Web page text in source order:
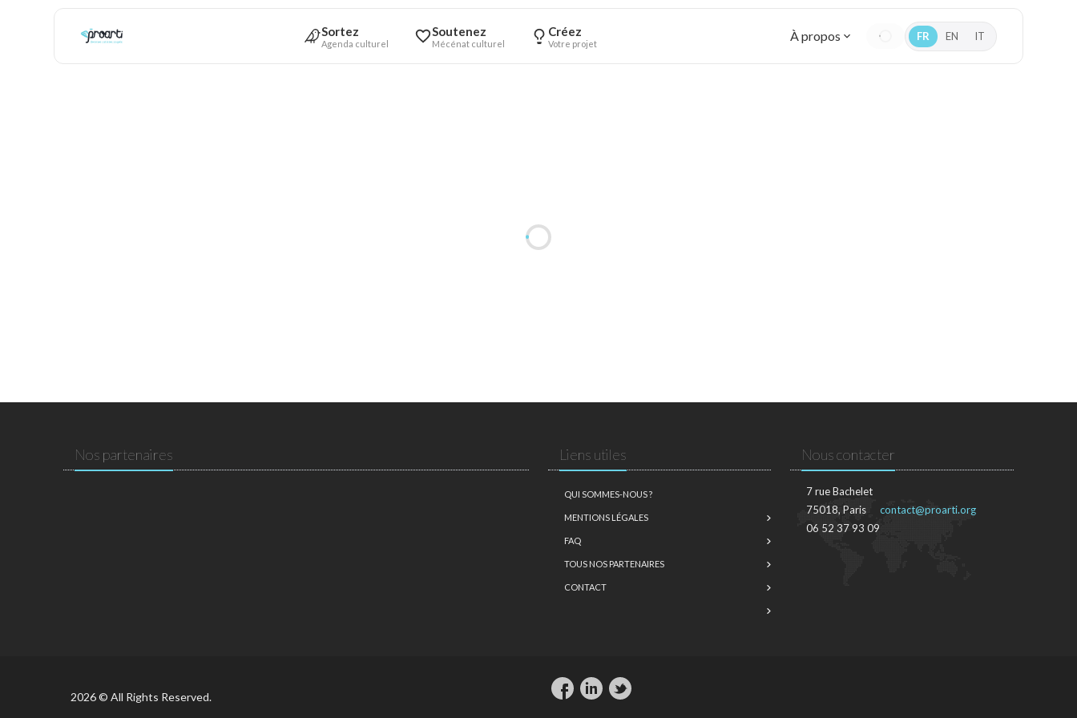
Sortez
Agenda culturel
Soutenez
Mécénat culturel
Créez
Votre projet À propos FR EN IT
Nos partenaires Liens utiles
QUI SOMMES-NOUS ?
MENTIONS LÉGALES
FAQ
TOUS NOS PARTENAIRES
CONTACT
Nous contacter
7 rue Bachelet
75018, Paris
06 52 37 93 09
contact@proarti.org
2026 © All Rights Reserved.